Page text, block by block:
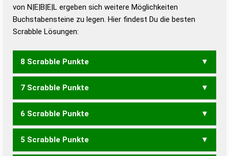
Duden – Die deutsche Grammatik
Duden – Deutsches
von N|E|B|E|L ergeben sich weitere Möglichkeiten
Buchstabensteine zu legen. Hier findest Du die besten
Scrabble Lösungen:
8 Scrabble Punkte
LEBEN NEBLE
7 Scrabble Punkte
ELBE LEBE
6 Scrabble Punkte
LEB BENE EBEN EBNE
5 Scrabble Punkte